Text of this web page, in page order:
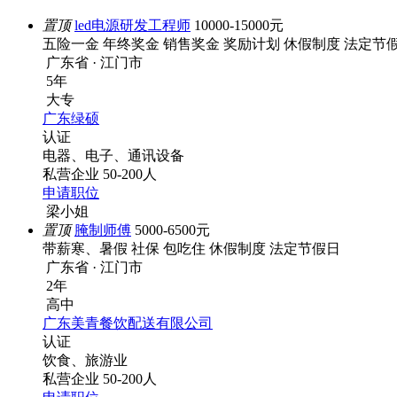
置顶 led电源研发工程师 10000-15000元
五险一金 年终奖金 销售奖金 奖励计划 休假制度 法定节
广东省 · 江门市
5年
大专
广东绿硕
认证
电器、电子、通讯设备
私营企业 50-200人
申请职位
梁小姐
置顶 腌制师傅 5000-6500元
带薪寒、暑假 社保 包吃住 休假制度 法定节假日
广东省 · 江门市
2年
高中
广东美青餐饮配送有限公司
认证
饮食、旅游业
私营企业 50-200人